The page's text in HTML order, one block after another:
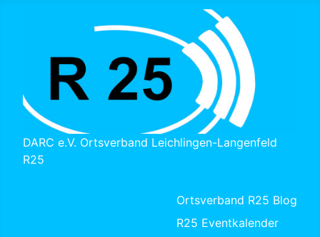
DARC e.V. Ortsverband Leichlingen-Langenfeld
R25
Ortsverband R25 Blog
R25 Eventkalender